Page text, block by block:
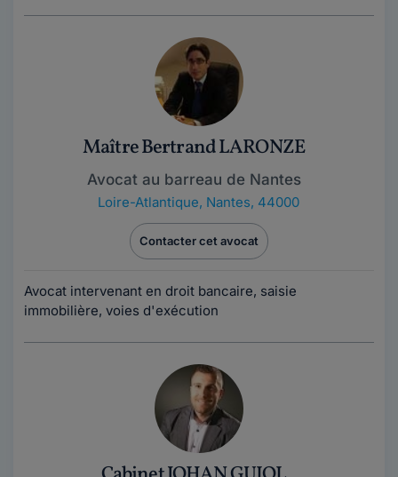
Maître Bertrand LARONZE
Avocat au barreau de Nantes
Loire-Atlantique, Nantes, 44000
Contacter cet avocat
Avocat intervenant en droit bancaire, saisie
immobilière, voies d'exécution